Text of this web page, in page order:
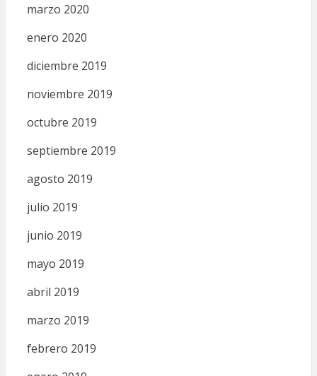
marzo 2020
enero 2020
diciembre 2019
noviembre 2019
octubre 2019
septiembre 2019
agosto 2019
julio 2019
junio 2019
mayo 2019
abril 2019
marzo 2019
febrero 2019